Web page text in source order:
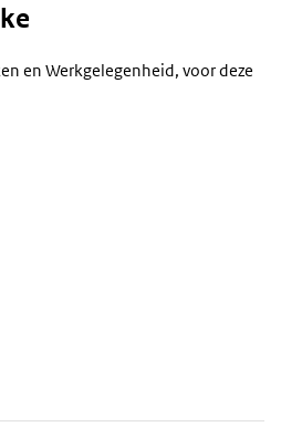
en Werkgelegenheid, voor deze